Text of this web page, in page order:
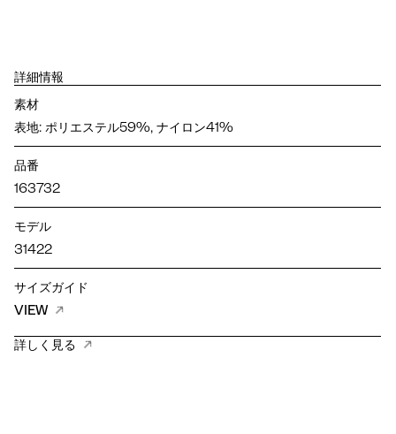
詳細情報
素材
表地: ポリエステル59%, ナイロン41%
品番
163732
モデル
31422
サイズガイド
VIEW
詳しく見る